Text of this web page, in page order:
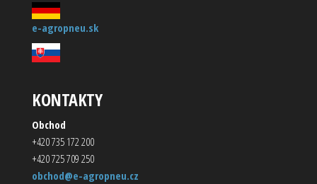
e-agropneu.sk
KONTAKTY
Obchod
+420 735 172 200
+420 725 709 250
obchod@e-agropneu.cz